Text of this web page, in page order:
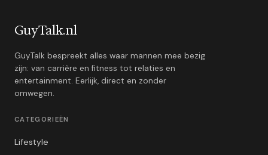
GuyTalk.nl
GuyTalk bespreekt alles waar mannen mee bezig
zijn: van carrière en fitness tot relaties en
entertainment. Eerlijk, direct en zonder
omwegen.
CATEGORIEËN
Lifestyle